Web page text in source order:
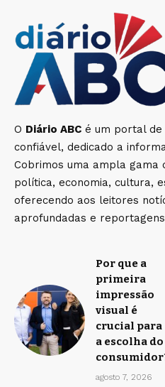
O Diário ABC é um portal de
confiável, dedicado a
Cobrimos uma ampla gama
política, economia, cultura,
oferecendo aos leitores
aprofundadas e
Por que a
primeira
impressão
visual é
crucial para
a escolha do
agosto 7, 2026